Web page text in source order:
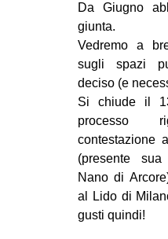
Da Giugno
giunta.
Vedremo a
sugli spazi
deciso (e
Si chiude il
processo
contestazione
(presente
Nano di
al Lido di
gusti quindi!